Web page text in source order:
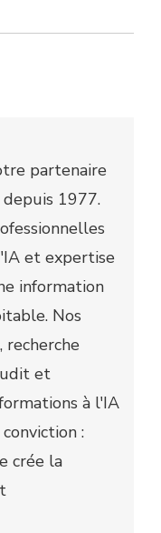
partenaire
1977.
et expertise
information
Nos
recherche
et
à l'IA
:
crée la